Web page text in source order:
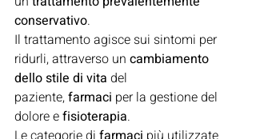
conservativo.
Il trattamento agisce sui sintomi per
ridurli, attraverso un cambiamento
dello stile di vita del
paziente, farmaci per la gestione del
dolore e fisioterapia.